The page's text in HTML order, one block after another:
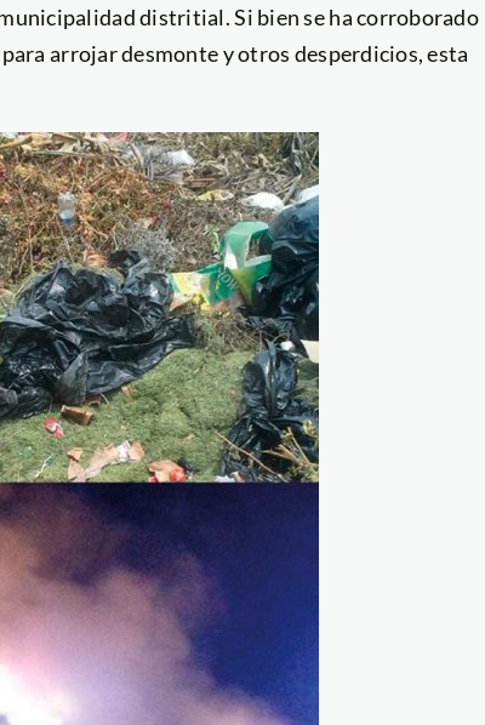
distritial. Si bien se ha corroborado
arrojar desmonte y otros desperdicios, esta